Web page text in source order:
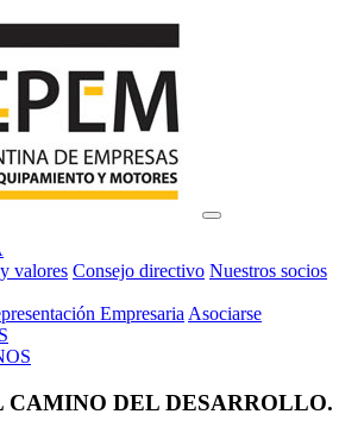
valores Consejo directivo Nuestros socios
Empresaria Asociarse
CAMINO DEL DESARROLLO.